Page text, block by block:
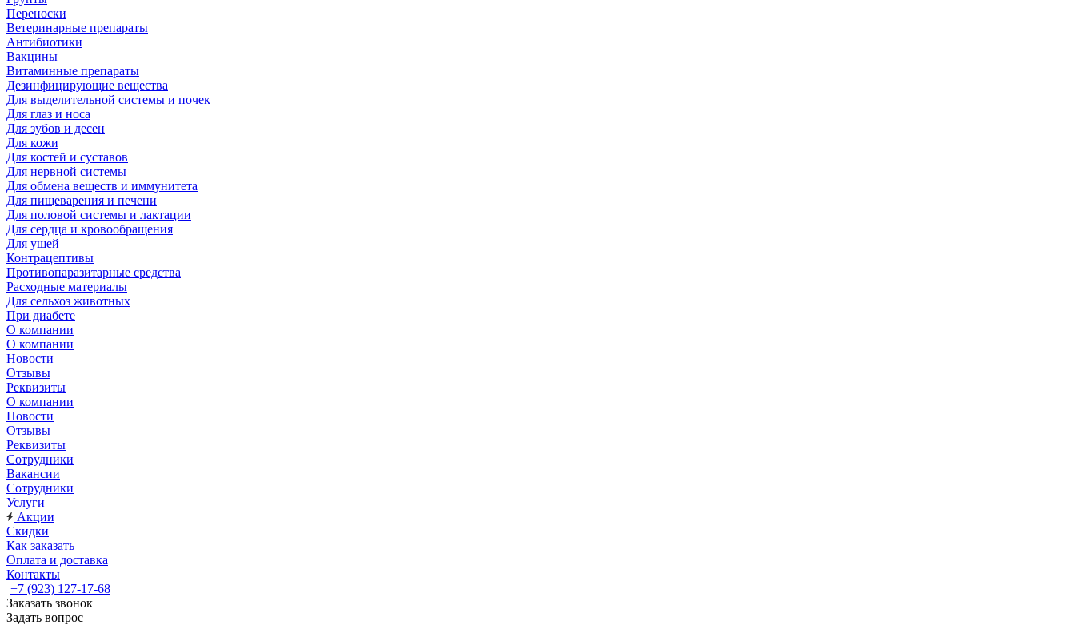
Переноски
Ветеринарные препараты
Антибиотики
Вакцины
Витаминные препараты
Дезинфицирующие вещества
Для выделительной системы и почек
Для глаз и носа
Для зубов и десен
Для кожи
Для костей и суставов
Для нервной системы
Для обмена веществ и иммунитета
Для пищеварения и печени
Для половой системы и лактации
Для сердца и кровообращения
Для ушей
Контрацептивы
Противопаразитарные средства
Расходные материалы
Для сельхоз животных
При диабете
О компании
О компании
Новости
Отзывы
Реквизиты
О компании
Новости
Отзывы
Реквизиты
Сотрудники
Вакансии
Сотрудники
Услуги
Акции
Скидки
Как заказать
Оплата и доставка
Контакты
+7 (923) 127-17-68
Заказать звонок
Задать вопрос